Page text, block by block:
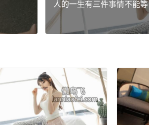
人的一生有三件事情不能等